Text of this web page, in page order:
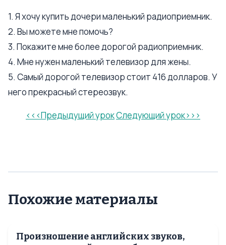
1. Я хочу купить дочери маленький радиоприемник.
2. Вы можете мне помочь?
3. Покажите мне более дорогой радиоприемник.
4. Мне нужен маленький телевизор для жены.
5. Самый дорогой телевизор стоит 416 долларов. У
него прекрасный стереозвук.
<<<Предыдущий урокСледующий урок>>>
Похожие материалы
Произношение английских звуков,